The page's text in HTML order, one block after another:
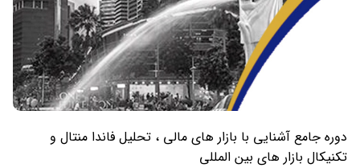
دوره جامع آشنایی با بازار های مالی ، تحلیل فاندا منتال و
تکنیکال بازار های بین المللی